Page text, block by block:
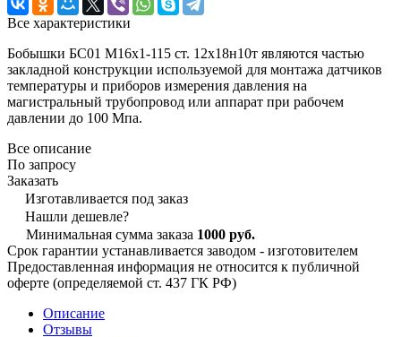
Все характеристики
Бобышки БС01 М16х1-115 ст. 12х18н10т являются частью
закладной конструкции используемой для монтажа датчиков
температуры и приборов измерения давления на
магистральный трубопровод или аппарат при рабочем
давлении до 100 Мпа.
Все описание
По запросу
Заказать
Изготавливается под заказ
Нашли дешевле?
Минимальная сумма заказа 1000 руб.
Срок гарантии устанавливается заводом - изготовителем
Предоставленная информация не относится к публичной
оферте (определяемой ст. 437 ГК РФ)
Описание
Отзывы